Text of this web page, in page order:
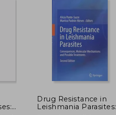
dcto.
Drug Resistance in
Leishmania Parasites: